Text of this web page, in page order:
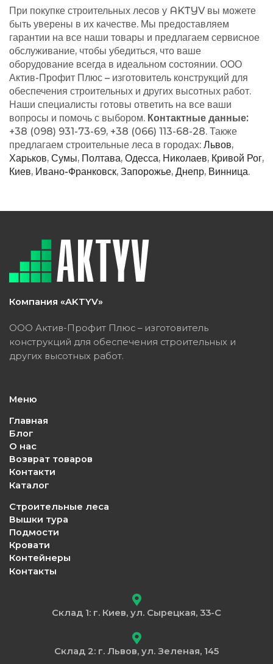
При покупке строительных лесов у AKTYV вы можете
быть уверены в их качестве. Мы предоставляем
гарантии на все наши товары и предлагаем сервисное
обслуживание, чтобы убедиться, что ваше
оборудование всегда в идеальном состоянии. ООО
Актив-Профит Плюс – изготовитель конструкций для
обеспечения строительных и других высотных работ.
Наши специалисты готовы ответить на все ваши
вопросы и помочь с выбором. Контактные данные:
+38 (098) 931-73-69, +38 (066) 113-68-28. Также
предлагаем строительные леса в городах: Львов,
Харьков, Сумы, Полтава, Одесса, Николаев, Кривой Рог,
Киев, Ивано-Франковск, Запорожье, Днепр, Винница.
Компания «AKTYV»
ООО Актив-Профит Плюс – изготовитель
конструкций для обеспечения строительных и
других высотных работ.
Меню
Главная
Блог
О нас
Возврат товаров
Контакти
Каталог
Строительные леса
Вышки тура
Подмости
Кровати
Контейнеры
Контакты
Склад 1: г. Киев, ул. Сырецкая, 33-С
Склад 2: г. Львов, ул. Зеленая, 145